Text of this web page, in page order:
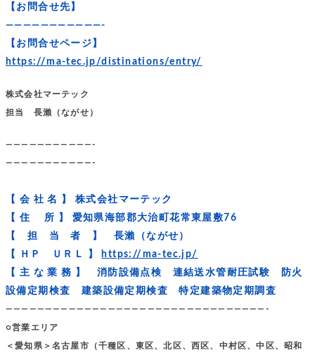
【お問合せ先】
———————————-
【お問合せページ】
https://ma-tec.jp/distinations/entry/
株式会社マーテック
担当 長瀨（ながせ）
———————————-
———————————-
【 会 社 名 】 株式会社マーテック
【 住 所 】 愛知県海部郡大治町花常東屋敷76
【 担 当 者 】 長瀨（ながせ）
【 ＨＰ ＵＲＬ 】
https://ma-tec.jp/
【 主 な 業 務 】 消防設備点検 連結送水管耐圧試験 防火
設備定期検査 建築設備定期検査 特定建築物定期調査
—————————————————————————————————-
○営業エリア
＜愛知県＞名古屋市（千種区、東区、北区、西区、中村区、中区、昭和